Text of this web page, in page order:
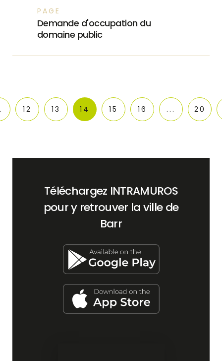
PAGE
Demande d'occupation du
domaine public
12 13 14 15 16 ... 20
Téléchargez INTRAMUROS
pour y retrouver la ville de
Barr